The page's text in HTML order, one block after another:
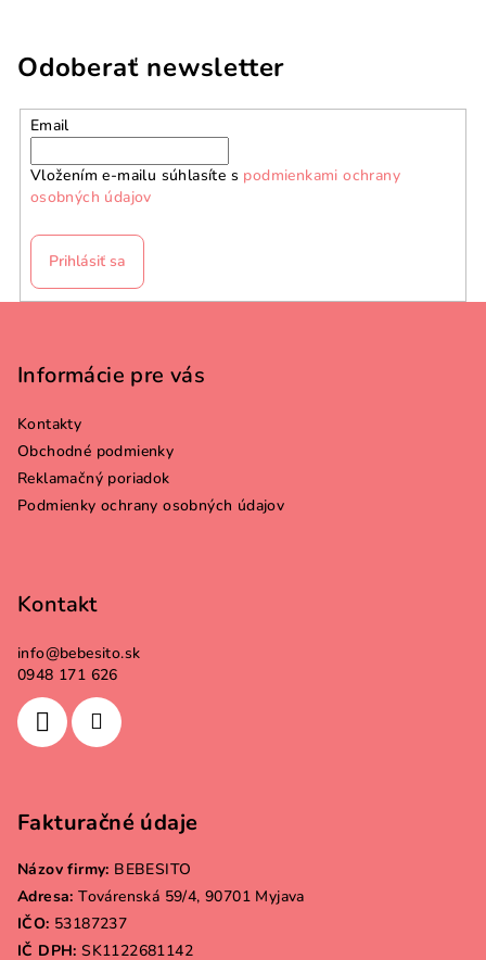
Odoberať newsletter
Email
Vložením e-mailu súhlasíte s podmienkami ochrany
osobných údajov
Prihlásiť sa
Informácie pre vás
Kontakty
Obchodné podmienky
Reklamačný poriadok
Podmienky ochrany osobných údajov
Kontakt
info@bebesito.sk
0948 171 626
Fakturačné údaje
Názov firmy: BEBESITO
Adresa: Továrenská 59/4, 90701 Myjava
IČO: 53187237
IČ DPH: SK1122681142